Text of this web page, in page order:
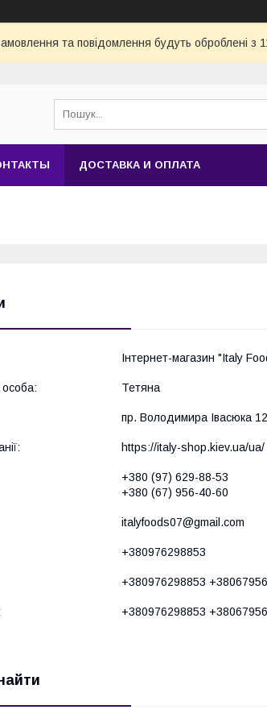
та повідомлення будуть оброблені з
ДОСТАВКА И ОПЛАТА
Інтернет-магазин "Italy
Тетяна
пр. Володимира Івасюка
https://italy-shop.kiev.ua/ua/
+380 (97) 629-88-53
+380 (67) 956-40-60
italyfoods07@gmail.com
+380976298853
+380976298853
+380976298853